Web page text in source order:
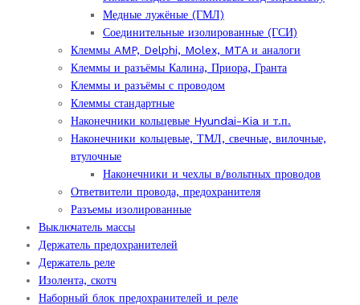
Медные лужёные (ГМЛ)
Соединительные изолированные (ГСИ)
Клеммы AMP, Delphi, Molex, MTA и аналоги
Клеммы и разъёмы Калина, Приора, Гранта
Клеммы и разъёмы с проводом
Клеммы стандартные
Наконечники кольцевые Hyundai-Kia и т.п.
Наконечники кольцевые, ТМЛ, свечные, вилочные,
втулочные
Наконечники и чехлы в/вольтных проводов
Ответвители провода, предохранителя
Разъемы изолированные
Выключатель массы
Держатель предохранителей
Держатель реле
Изолента, скотч
Наборный блок предохранителей и реле